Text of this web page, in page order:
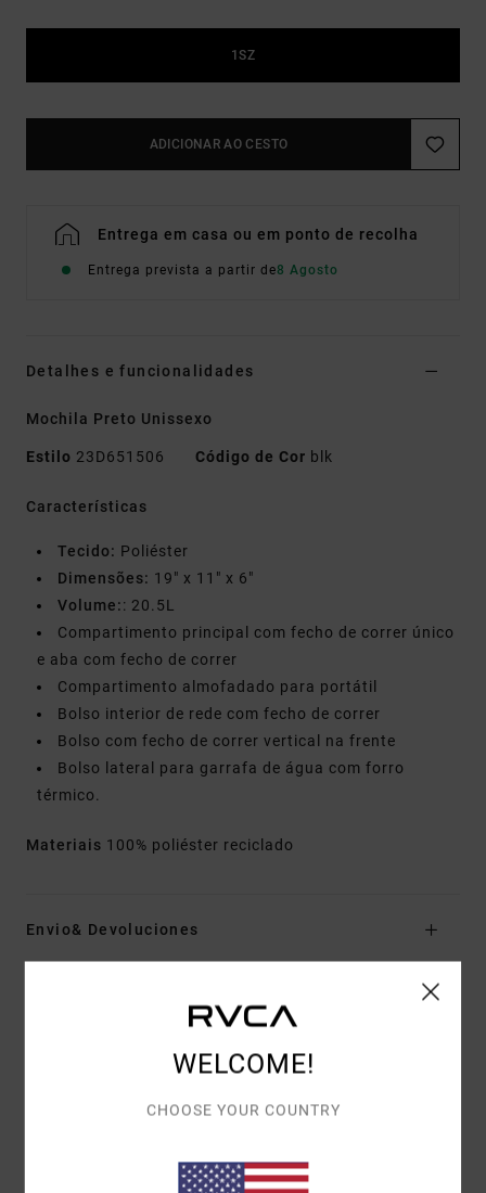
1SZ
ADICIONAR AO CESTO
Entrega em casa ou em ponto de recolha
Entrega prevista a partir de8 Agosto
Detalhes e funcionalidades
Mochila Preto Unissexo
Estilo 23D651506 Código de Cor blk
Características
Tecido: Poliéster
Dimensões: 19" x 11" x 6"
Volume:: 20.5L
Compartimento principal com fecho de correr único
e aba com fecho de correr
Compartimento almofadado para portátil
Bolso interior de rede com fecho de correr
Bolso com fecho de correr vertical na frente
Bolso lateral para garrafa de água com forro
térmico.
Materiais 100% poliéster reciclado
Envio& Devoluciones
Avaliações dos clientes
3.0/5
WELCOME!
CHOOSE YOUR COUNTRY